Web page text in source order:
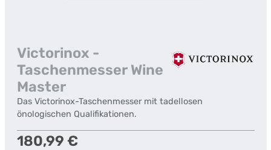
Victorinox -
Taschenmesser Wine
Master
Das Victorinox-Taschenmesser mit tadellosen
önologischen Qualifikationen.
Regulärer Preis:
180,99 €